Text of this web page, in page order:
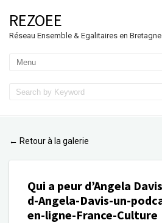
REZOEE
Réseau Ensemble & Egalitaires en Bretagne
← Retour à la galerie
Qui a peur d’Angela
d-Angela-Davis-un-
en-ligne-France-Culture